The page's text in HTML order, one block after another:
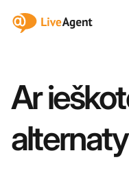
:site.title
Ar